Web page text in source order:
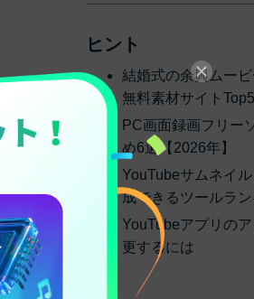
ヒント
結婚式の余興ムー
無料素材サイトTop5
PC画面録画フリー
め6選【2026年】
YouTubeサムネイ
成できるツールラ
YouTubeアプリの
更するには